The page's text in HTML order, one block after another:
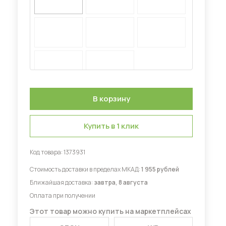
Купить в 1 клик
Код товара:1373931
Стоимость доставки в пределах МКАД:1 955 рублей
Ближайшая доставка: завтра, 8 августа
Оплата при получении
Этот товар можно купить на маркетплейсах